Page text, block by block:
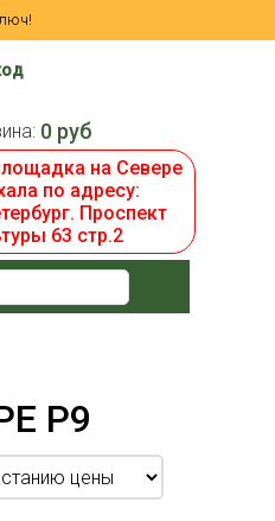
0 руб
на Севере
по адресу:
Проспект
63 стр.2
P9